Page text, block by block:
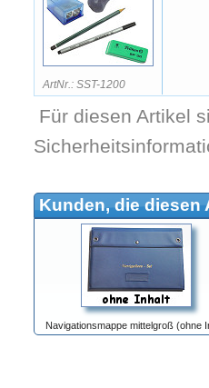
ArtNr.: SST-1200
Für diesen Artikel
Kunden, die diesen
Navigationsmappe mittelgroß (ohne